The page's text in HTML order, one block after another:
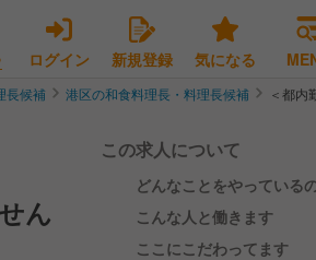
ログイン 新規登録 気になる
長候補 港区の和食料理長・料理長候補 ＜都内
ん
この求人について
どんなことをやっている
こんな人と働きます
ここにこだわってます